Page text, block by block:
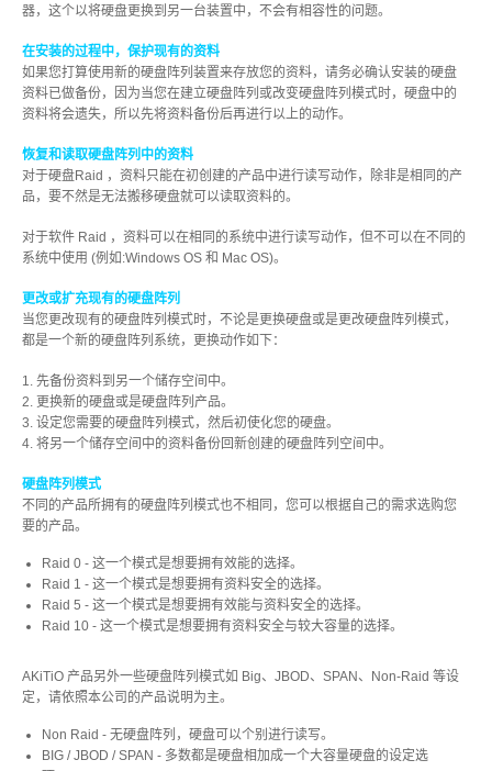
名人推荐
技术支持
固件 / 驱动程序
软件 App
使用手冊
常见问题
ICNS 小图示下载
器，这个以将硬盘更换到另一台装置中，不会有相容性的问题。
在安装的过程中，保护现有的资料
如果您打算使用新的硬盘阵列装置来存放您的资料，请务必确认安装的硬盘
资料已做备份，因为当您在建立硬盘阵列或改变硬盘阵列模式时，硬盘中的
资料将会遗失，所以先将资料备份后再进行以上的动作。
恢复和读取硬盘阵列中的资料
对于硬盘Raid ，资料只能在初创建的产品中进行读写动作，除非是相同的产
品，要不然是无法搬移硬盘就可以读取资料的。
对于软件 Raid ，资料可以在相同的系统中进行读写动作，但不可以在不同的
系统中使用 (例如:Windows OS 和 Mac OS)。
更改或扩充现有的硬盘阵列
当您更改现有的硬盘阵列模式时，不论是更换硬盘或是更改硬盘阵列模式，
都是一个新的硬盘阵列系统，更换动作如下：
1. 先备份资料到另一个储存空间中。
2. 更换新的硬盘或是硬盘阵列产品。
3. 设定您需要的硬盘阵列模式，然后初使化您的硬盘。
4. 将另一个储存空间中的资料备份回新创建的硬盘阵列空间中。
硬盘阵列模式
不同的产品所拥有的硬盘阵列模式也不相同，您可以根据自己的需求选购您
要的产品。
Raid 0 - 这一个模式是想要拥有效能的选择。
Raid 1 - 这一个模式是想要拥有资料安全的选择。
Raid 5 - 这一个模式是想要拥有效能与资料安全的选择。
Raid 10 - 这一个模式是想要拥有资料安全与较大容量的选择。
AKiTiO 产品另外一些硬盘阵列模式如 Big、JBOD、SPAN、Non-Raid 等设
定，请依照本公司的产品说明为主。
Non Raid - 无硬盘阵列，硬盘可以个别进行读写。
BIG / JBOD / SPAN - 多数都是硬盘相加成一个大容量硬盘的设定选